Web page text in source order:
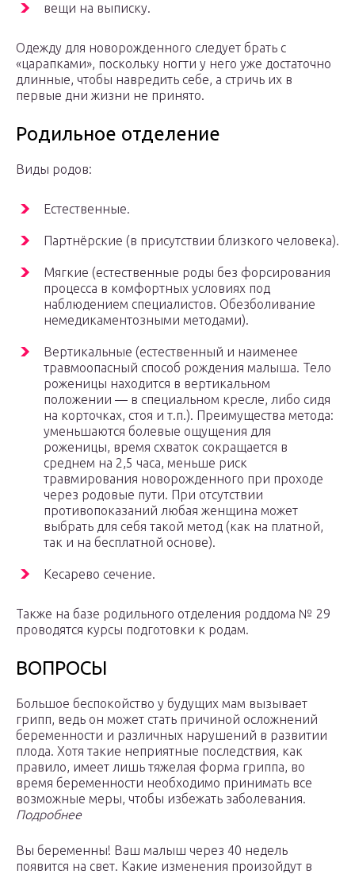
вещи на выписку.
Одежду для новорожденного следует брать с
«царапками», поскольку ногти у него уже достаточно
длинные, чтобы навредить себе, а стричь их в
первые дни жизни не принято.
Родильное отделение
Виды родов:
Естественные.
Партнёрские (в присутствии близкого человека).
Мягкие (естественные роды без форсирования
процесса в комфортных условиях под
наблюдением специалистов. Обезболивание
немедикаментозными методами).
Вертикальные (естественный и наименее
травмоопасный способ рождения малыша. Тело
роженицы находится в вертикальном
положении — в специальном кресле, либо сидя
на корточках, стоя и т.п.). Преимущества метода:
уменьшаются болевые ощущения для
роженицы, время схваток сокращается в
среднем на 2,5 часа, меньше риск
травмирования новорожденного при проходе
через родовые пути. При отсутствии
противопоказаний любая женщина может
выбрать для себя такой метод (как на платной,
так и на бесплатной основе).
Кесарево сечение.
Также на базе родильного отделения роддома № 29
проводятся курсы подготовки к родам.
ВОПРОСЫ
Большое беспокойство у будущих мам вызывает
грипп, ведь он может стать причиной осложнений
беременности и различных нарушений в развитии
плода. Хотя такие неприятные последствия, как
правило, имеет лишь тяжелая форма гриппа, во
время беременности необходимо принимать все
возможные меры, чтобы избежать заболевания.
Подробнее
Вы беременны! Ваш малыш через 40 недель
появится на свет. Какие изменения произойдут в